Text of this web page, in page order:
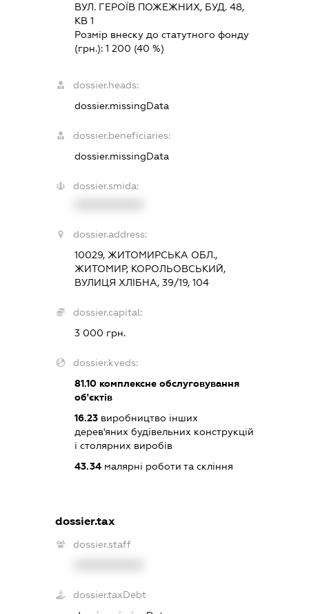
ВУЛ. ГЕРОЇВ ПОЖЕЖНИХ, БУД. 48,
КВ 1
Розмір внеску до статутного фонду
(грн.): 1 200 (40 %)
dossier.heads:
dossier.missingData
dossier.beneficiaries:
dossier.missingData
dossier.smida:
dossier.address:
10029, ЖИТОМИРСЬКА ОБЛ.,
ЖИТОМИР, КОРОЛЬОВСЬКИЙ,
ВУЛИЦЯ ХЛІБНА, 39/19, 104
dossier.capital:
3 000 грн.
dossier.kveds:
81.10комплексне обслуговування
об'єктів
16.23виробництво інших
дерев'яних будівельних конструкцій
і столярних виробів
43.34малярні роботи та скління
dossier.tax
dossier.staff
dossier.taxDebt